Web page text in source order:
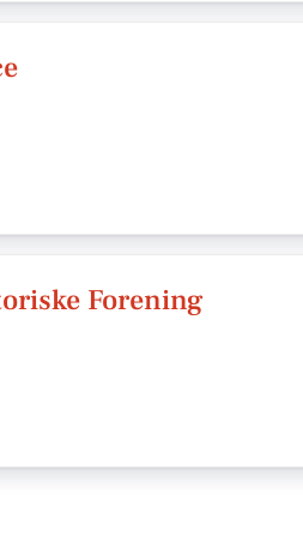
Forening